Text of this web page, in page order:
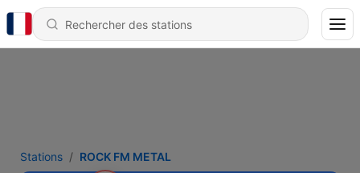
Stations ROCK FM METAL